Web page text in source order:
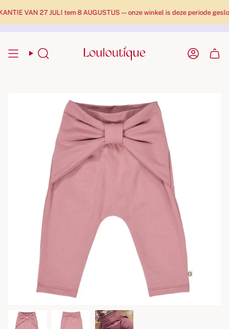
VAN 27 JULI tem 8 AUGUSTUS — onze winkel is deze periode
Zoekopdracht